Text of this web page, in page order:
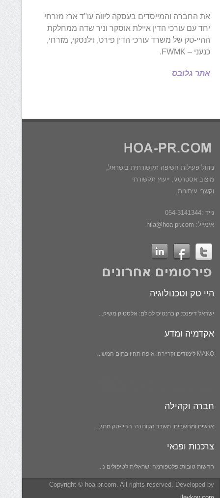
את החברה והמייסדים בעסקה ליווה עו"ד ארז מזרחי
יחד עם עורכי הדין איילת אוסקר וניר שדה ממחלקת
ההיי-טק של משרד עורכי הדין פירט, וילנסקי, מזרחי,
כנעני – FWMK.
אתר גלובס
ניהול פעילות חשיפה תקשורתית בישראל,
מיצוב אסטרטגי, ייעוץ תקשורתי
וקשרי עיתונות.
נייד :054-3141344
אימייל: hila@hoa-pr.com
היי טק וטכנולוגיה
ישראל דיפנס: קוברנטיס לכולם: אלסטיק משיק...
אקדמיה ומדע
MAKO לימודים וקריירה: איפה תהיו בתום המש...
חברה וקהילה
אנשים ומחשבים: משבר הקורונה: ההיי-טק מתג...
צרכנות ופנאי
חדשות טובות: פלטפורמה ישראלית לטיפולים נ...
Copyright © hoa-pr.com. All rights reserved. Developed by